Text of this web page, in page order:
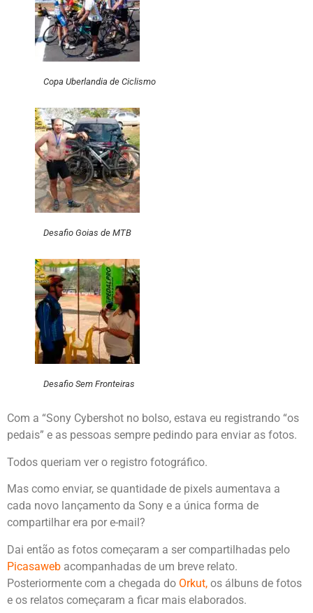
Copa Uberlandia de Ciclismo
Desafio Goias de MTB
Desafio Sem Fronteiras
Com a “Sony Cybershot no bolso, estava eu registrando “os
pedais” e as pessoas sempre pedindo para enviar as fotos.
Todos queriam ver o registro fotográfico.
Mas como enviar, se quantidade de pixels aumentava a
cada novo lançamento da Sony e a única forma de
compartilhar era por e-mail?
Dai então as fotos começaram a ser compartilhadas pelo
Picasaweb acompanhadas de um breve relato.
Posteriormente com a chegada do Orkut, os álbuns de fotos
e os relatos começaram a ficar mais elaborados.